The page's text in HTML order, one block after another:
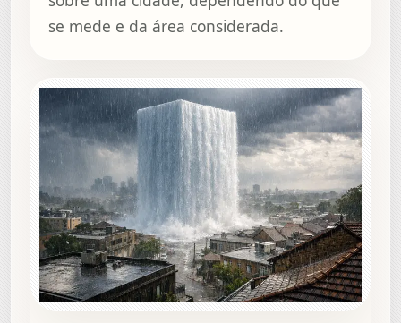
se mede e da área considerada.